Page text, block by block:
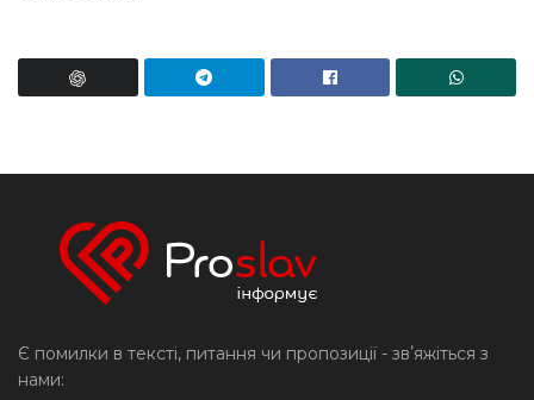
Є помилки в тексті, питання чи пропозиції - звʼяжіться з
нами: